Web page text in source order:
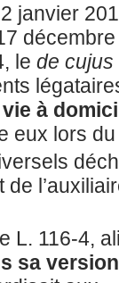
janvier
le de cujus
à
eux lors
L. 116-4,
sa